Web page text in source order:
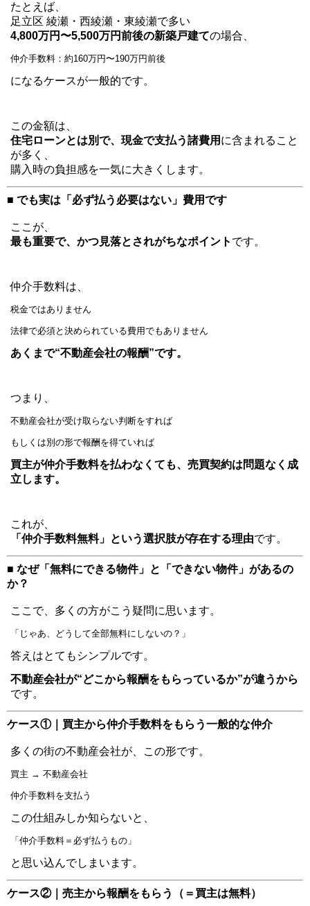
たとえば、
足立区 綾瀬・西綾瀬・東綾瀬で多い
4,800万円〜5,500万円前後の新築戸建ての場合、
仲介手数料：約160万円〜190万円前後
になるケースが一般的です。
この金額は、
住宅ローンとは別で、現金で支払う諸費用 に含まれること
が多く、
購入時の負担感を一気に大きくします。
■ でも実は「必ず払う必要はない」費用です
ここが、
最も重要で、かつ見落とされがちなポイント です。
仲介手数料は、
税金ではありません
法律で必須と決められている費用でもありません
あくまで“不動産会社の報酬”です。
つまり、
不動産会社が受け取らない判断をすれば
もしくは別の形で報酬を得ていれば
買主が仲介手数料を払わなくても、売買契約は問題なく成
立します。
これが、
「仲介手数料無料」という選択肢が存在する理由です。
■ なぜ「無料にできる物件」と「できない物件」があるの
か？
ここで、多くの方がこう疑問に思います。
「じゃあ、どうして全部無料にしないの？」
答えはとてもシンプルです。
不動産会社が“どこから報酬をもらっているか”が違うから
です。
ケース①｜買主から仲介手数料をもらう一般的な仲介
多くの街の不動産会社が、この形です。
買主 → 不動産会社
仲介手数料を支払う
この仕組みしか知らないと、
「仲介手数料＝必ず払うもの」
と思い込んでしまいます。
ケース②｜売主から報酬をもらう（＝買主は無料）